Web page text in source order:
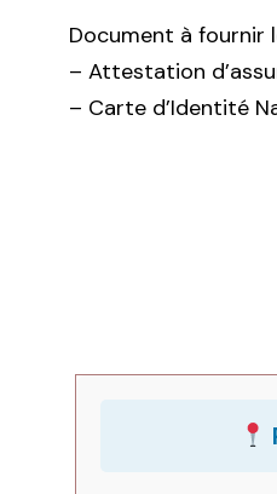
Document à fournir
– Attestation
– Carte d’Identité